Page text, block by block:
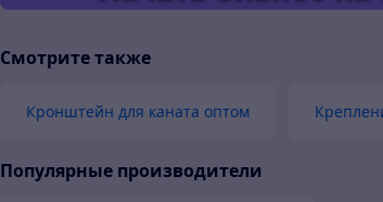
Смотрите также
Кронштейн для каната оптом
Популярные производители